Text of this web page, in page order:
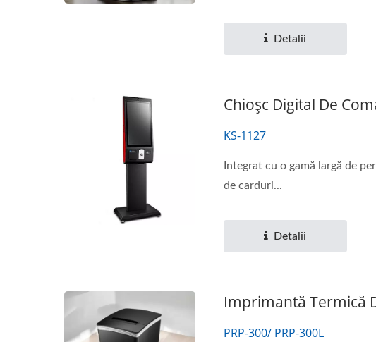
Detalii
Chioșc Digital De
KS-1127
Integrat cu o gamă largă de
de carduri...
Detalii
Imprimantă Termică
PRP-300/ PRP-300L